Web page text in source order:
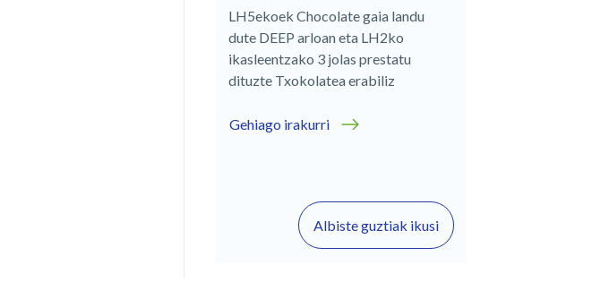
LH5ekoek Chocolate gaia landu
dute DEEP arloan eta LH2ko
ikasleentzako 3 jolas prestatu
dituzte Txokolatea erabiliz
Gehiago irakurri
Albiste guztiak ikusi